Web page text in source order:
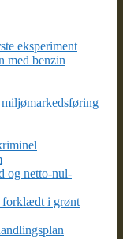
eksperiment
med benzin
og netto-nul-
forklædt i grønt